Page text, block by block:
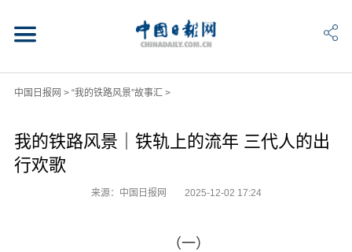
中国日报网 > “我的铁路风景”故事汇>
我的铁路风景｜铁轨上的流年 三代人的出
行欢歌
来源：中国日报网 2025-12-02 17:24
（一）